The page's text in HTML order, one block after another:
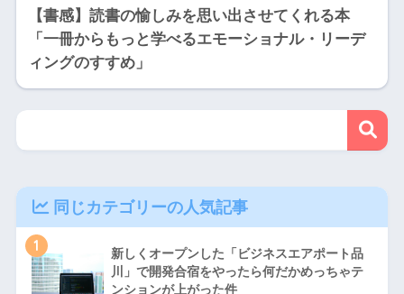
【書感】読書の愉しみを思い出させてくれる本
「一冊からもっと学べるエモーショナル・リーデ
ィングのすすめ」
同じカテゴリーの人気記事
1
新しくオープンした「ビジネスエアポート品
川」で開発合宿をやったら何だかめっちゃテ
ンションが上がった件